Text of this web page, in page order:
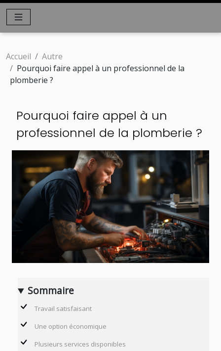
Accueil
Autre
Pourquoi faire appel à un professionnel de la
plomberie ?
Pourquoi faire appel à un
professionnel de la plomberie ?
Sommaire
Travail satisfaisant
Une option économique
Plusieurs services disponibles